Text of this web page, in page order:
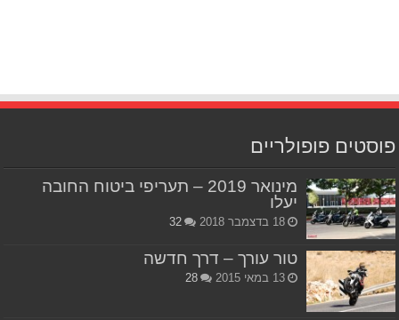
פוסטים פופולריים
מינואר 2019 – תעריפי ביטוח החובה
יעלו
18 בדצמבר 2018 32
טור עורך – דרך חדשה
13 במאי 2015 28